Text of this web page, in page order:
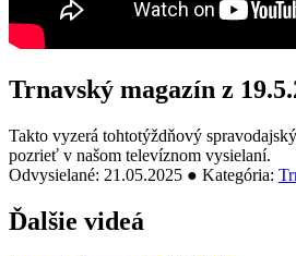
Trnavský magazín z
Takto vyzerá tohtotýždňový
pozrieť v našom televíznom vysielaní.
Odvysielané: 21.05.2025 ● Kategória:
Ďalšie videá